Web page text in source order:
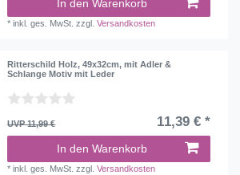
In den Warenkorb
*inkl. ges. MwSt. zzgl.Versandkosten
Ritterschild Holz, 49x32cm, mit Adler &
Schlange Motiv mit Leder
UVP 11,99 € 11,39 € *
In den Warenkorb
*inkl. ges. MwSt. zzgl.Versandkosten